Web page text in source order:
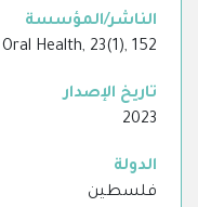
الناشر/المؤسسة
Health, 23(1), 152.
تاريخ الإصدار
2023
الدولة
فلسطين